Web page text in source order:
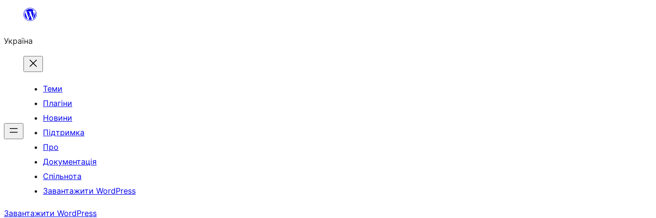
Перейти
вмісту
Україна
Теми
Плагіни
Новини
Підтримка
Про
Документація
Спільнота
Завантажити WordPress
Завантажити WordPress